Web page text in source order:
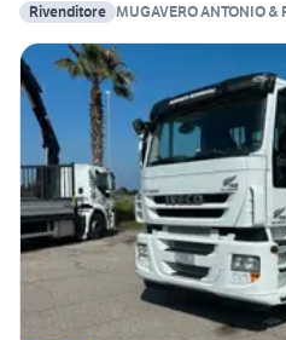
Rivenditore MUGAVERO ANTONIO &